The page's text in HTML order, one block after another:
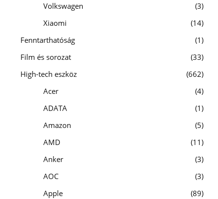
Volkswagen
3
Xiaomi
14
Fenntarthatóság
1
Film és sorozat
33
High-tech eszköz
662
Acer
4
ADATA
1
Amazon
5
AMD
11
Anker
3
AOC
3
Apple
89